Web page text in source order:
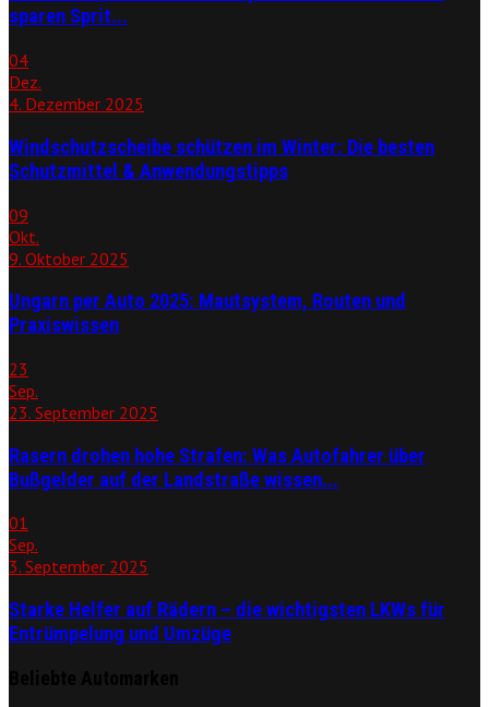
sparen Sprit...
04
Dez.
4. Dezember 2025
Windschutzscheibe schützen im Winter: Die besten
Schutzmittel & Anwendungstipps
09
Okt.
9. Oktober 2025
Ungarn per Auto 2025: Mautsystem, Routen und
Praxiswissen
23
Sep.
23. September 2025
Rasern drohen hohe Strafen: Was Autofahrer über
Bußgelder auf der Landstraße wissen...
01
Sep.
3. September 2025
Starke Helfer auf Rädern – die wichtigsten LKWs für
Entrümpelung und Umzüge